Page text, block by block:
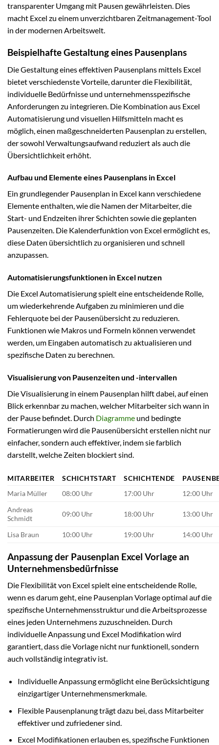
transparenter Umgang mit Pausen gewährleisten. Dies
macht Excel zu einem unverzichtbaren Zeitmanagement-Tool
in der modernen Arbeitswelt.
Beispielhafte Gestaltung eines Pausenplans
Die Gestaltung eines effektiven Pausenplans mittels Excel
bietet verschiedenste Vorteile, darunter die Flexibilität,
individuelle Bedürfnisse und unternehmensspezifische
Anforderungen zu integrieren. Die Kombination aus Excel
Automatisierung und visuellen Hilfsmitteln macht es
möglich, einen maßgeschneiderten Pausenplan zu erstellen,
der sowohl Verwaltungsaufwand reduziert als auch die
Übersichtlichkeit erhöht.
Aufbau und Elemente eines Pausenplans in Excel
Ein grundlegender Pausenplan in Excel kann verschiedene
Elemente enthalten, wie die Namen der Mitarbeiter, die
Start- und Endzeiten ihrer Schichten sowie die geplanten
Pausenzeiten. Die Kalenderfunktion von Excel ermöglicht es,
diese Daten übersichtlich zu organisieren und schnell
anzupassen.
Automatisierungsfunktionen in Excel nutzen
Die Excel Automatisierung spielt eine entscheidende Rolle,
um wiederkehrende Aufgaben zu minimieren und die
Fehlerquote bei der Pausenübersicht zu reduzieren.
Funktionen wie Makros und Formeln können verwendet
werden, um Eingaben automatisch zu aktualisieren und
spezifische Daten zu berechnen.
Visualisierung von Pausenzeiten und -intervallen
Die Visualisierung in einem Pausenplan hilft dabei, auf einen
Blick erkennbar zu machen, welcher Mitarbeiter sich wann in
der Pause befindet. Durch Diagramme und bedingte
Formatierungen wird die Pausenübersicht erstellen nicht nur
einfacher, sondern auch effektiver, indem sie farblich
darstellt, welche Zeiten blockiert sind.
MITARBEITER SCHICHTSTART SCHICHTENDE
Maria Müller
08:00 Uhr 17:00 Uhr
12:00 Uhr
Andreas
Schmidt
09:00 Uhr 18:00 Uhr 13:00 Uhr
Lisa Braun 10:00 Uhr 19:00 Uhr 14:00 Uhr
Anpassung der Pausenplan Excel Vorlage an
Unternehmensbedürfnisse
Die Flexibilität von Excel spielt eine entscheidende Rolle,
wenn es darum geht, eine Pausenplan Vorlage optimal auf die
spezifische Unternehmensstruktur und die Arbeitsprozesse
eines jeden Unternehmens zuzuschneiden. Durch
individuelle Anpassung und Excel Modifikation wird
garantiert, dass die Vorlage nicht nur funktionell, sondern
auch vollständig integrativ ist.
Individuelle Anpassung ermöglicht eine Berücksichtigung
einzigartiger Unternehmensmerkmale.
Flexible Pausenplanung trägt dazu bei, dass Mitarbeiter
effektiver und zufriedener sind.
Excel Modifikationen erlauben es, spezifische Funktionen